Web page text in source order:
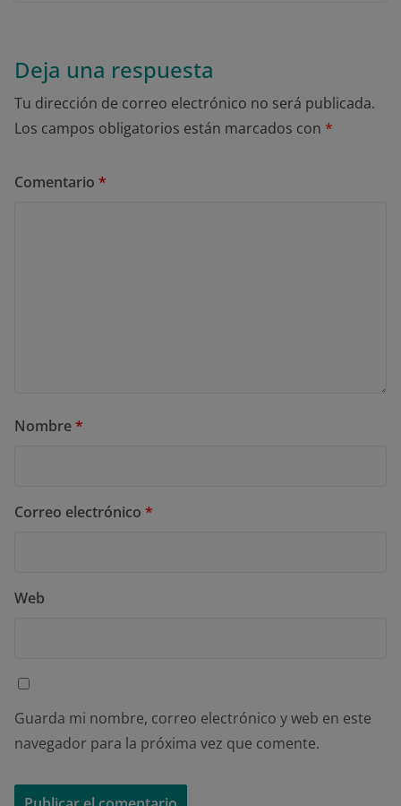
Deja una respuesta
Tu dirección de correo electrónico no será publicada.
Los campos obligatorios están marcados con *
Comentario *
Nombre*
Correo electrónico *
Web
Guarda mi nombre, correo electrónico y web en este
navegador para la próxima vez que comente.